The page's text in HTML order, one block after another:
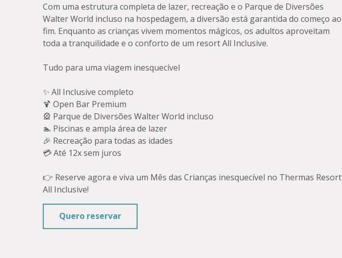
Com uma estrutura completa de lazer, recreação e o Parque de Diversões
Walter World incluso na hospedagem, a diversão está garantida do começo ao
fim. Enquanto as crianças vivem momentos mágicos, os adultos aproveitam
toda a tranquilidade e o conforto de um resort All Inclusive.
Tudo para uma viagem inesquecível
✨ All Inclusive completo
🍹 Open Bar Premium
🎡 Parque de Diversões Walter World incluso
🏊 Piscinas e ampla área de lazer
🎉 Recreação para todas as idades
💳 Até 12x sem juros
👉 Reserve agora e viva um Mês das Crianças inesquecível no Thermas Resort
All Inclusive!
Quero reservar